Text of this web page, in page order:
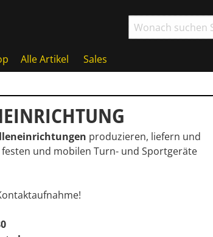
Alle Artikel
Sales
Faustball
Training
Handballtore
, Tchouk-, Funball
produzieren, liefern und
und mobilen Turn- und Sportgeräte